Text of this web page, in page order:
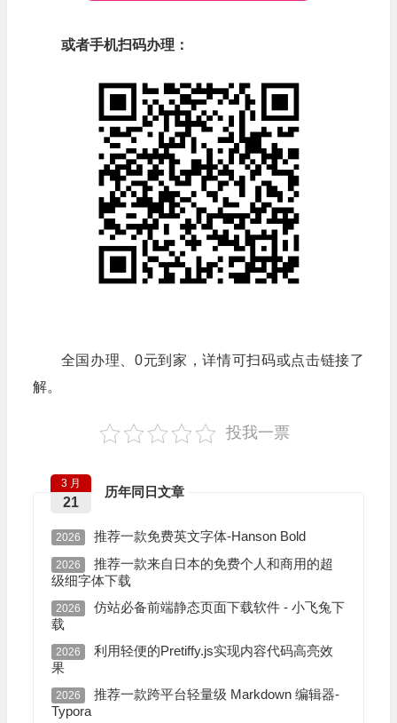
或者手机扫码办理：
全国办理、0元到家，详情可扫码或点击链接了
解。
投我一票
历年同日文章
3 月
21
2026 推荐一款免费英文字体-Hanson Bold
2026
推荐一款来自日本的免费个人和商用的超
级细字体下载
2026
仿站必备前端静态页面下载软件 - 小飞兔下
载
2026
利用轻便的Pretiffy.js实现内容代码高亮效
果
2026
推荐一款跨平台轻量级 Markdown 编辑器-
Typora